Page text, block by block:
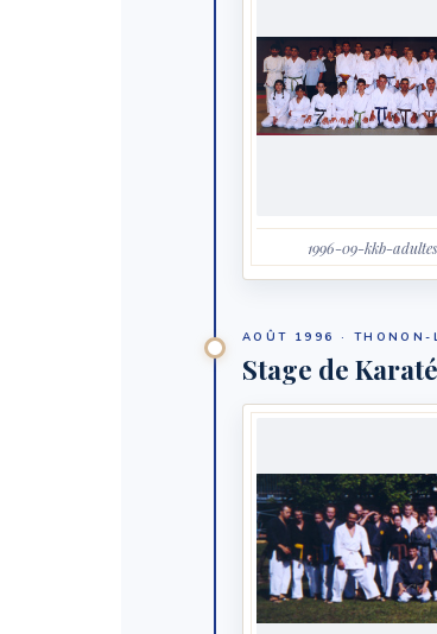
1996-09-kkb-
AOÛT 1996 · THONON-
Stage de